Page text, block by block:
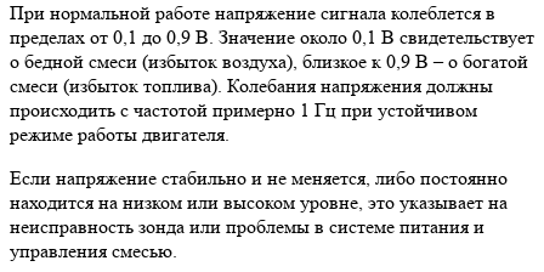
При нормальной работе напряжение сигнала колеблется в
пределах от 0,1 до 0,9 В. Значение около 0,1 В свидетельствует
о бедной смеси (избыток воздуха), близкое к 0,9 В – о богатой
смеси (избыток топлива). Колебания напряжения должны
происходить с частотой примерно 1 Гц при устойчивом
режиме работы двигателя.
Если напряжение стабильно и не меняется, либо постоянно
находится на низком или высоком уровне, это указывает на
неисправность зонда или проблемы в системе питания и
управления смесью.